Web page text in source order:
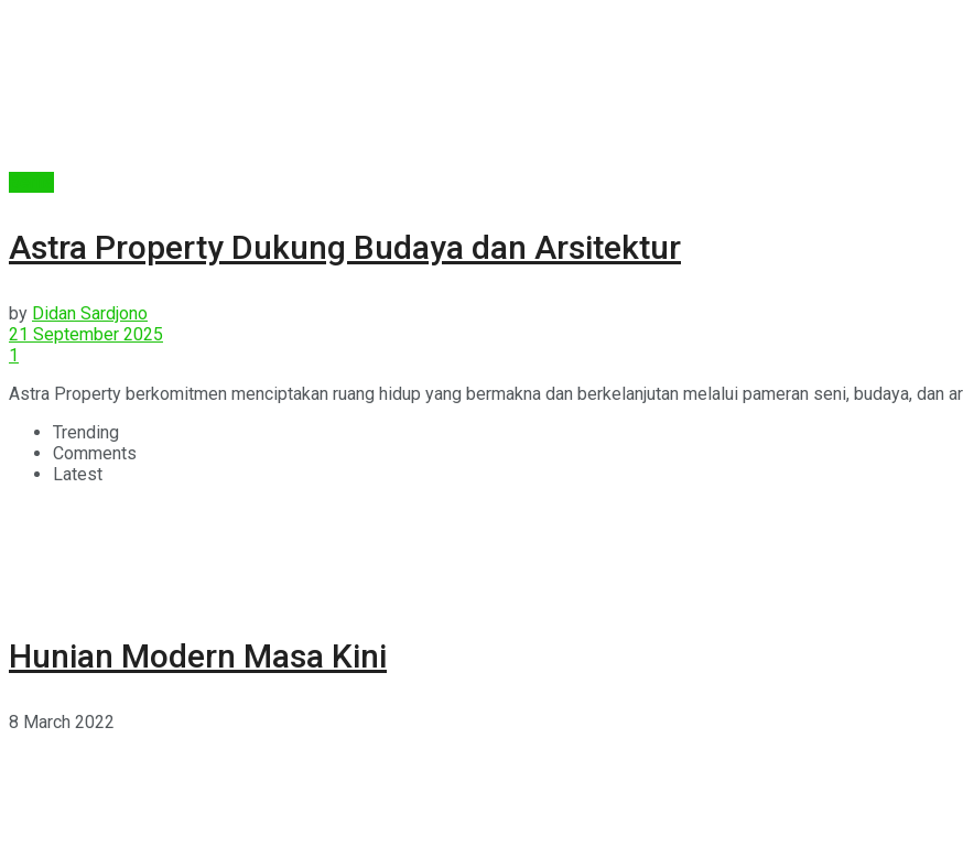
Astra Property Dukung Budaya dan Arsitektur
by Didan Sardjono
21 September 2025
1
Astra Property berkomitmen menciptakan ruang hidup yang bermakna dan berkelanjutan melalui pameran seni, budaya, dan
Trending
Comments
Latest
Hunian Modern Masa Kini
8 March 2022